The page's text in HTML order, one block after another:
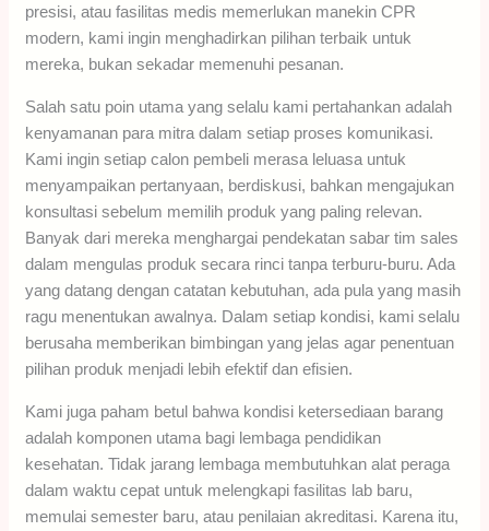
presisi, atau fasilitas medis memerlukan manekin CPR
modern, kami ingin menghadirkan pilihan terbaik untuk
mereka, bukan sekadar memenuhi pesanan.
Salah satu poin utama yang selalu kami pertahankan adalah
kenyamanan para mitra dalam setiap proses komunikasi.
Kami ingin setiap calon pembeli merasa leluasa untuk
menyampaikan pertanyaan, berdiskusi, bahkan mengajukan
konsultasi sebelum memilih produk yang paling relevan.
Banyak dari mereka menghargai pendekatan sabar tim sales
dalam mengulas produk secara rinci tanpa terburu-buru. Ada
yang datang dengan catatan kebutuhan, ada pula yang masih
ragu menentukan awalnya. Dalam setiap kondisi, kami selalu
berusaha memberikan bimbingan yang jelas agar penentuan
pilihan produk menjadi lebih efektif dan efisien.
Kami juga paham betul bahwa kondisi ketersediaan barang
adalah komponen utama bagi lembaga pendidikan
kesehatan. Tidak jarang lembaga membutuhkan alat peraga
dalam waktu cepat untuk melengkapi fasilitas lab baru,
memulai semester baru, atau penilaian akreditasi. Karena itu,